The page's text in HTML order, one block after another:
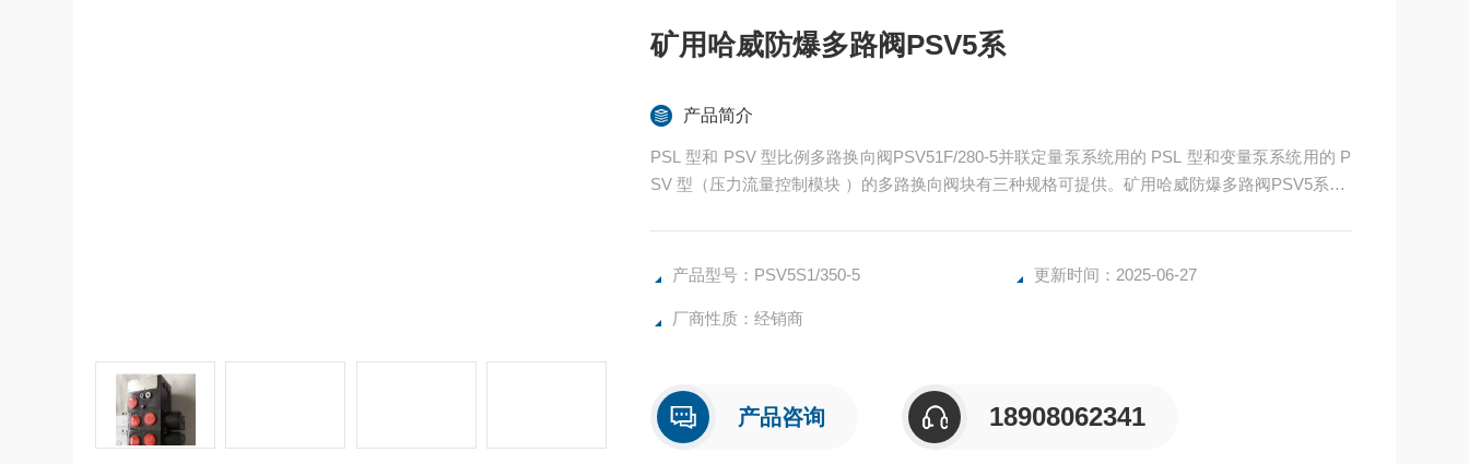
矿用哈威防爆多路阀PSV5系
产品简介
PSL 型和 PSV 型比例多路换向阀PSV51F/280-5并联定量泵系统用的 PSL 型和变量泵系统用的 P
SV 型（压力流量控制模块 ）的多路换向阀块有三种规格可提供。矿用哈威防爆多路阀PSV5系PS
-52H 120/120 A280B280/EA2
产品型号：PSV5S1/350-5 更新时间：2025-06-27
厂商性质：经销商
产品咨询 18908062341